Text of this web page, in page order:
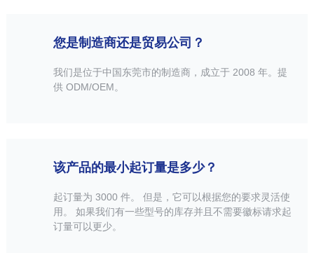
您是制造商还是贸易公司？
我们是位于中国东莞市的制造商，成立于 2008 年。提
供 ODM/OEM。
该产品的最小起订量是多少？
起订量为 3000 件。 但是，它可以根据您的要求灵活使
用。 如果我们有一些型号的库存并且不需要徽标请求起
订量可以更少。